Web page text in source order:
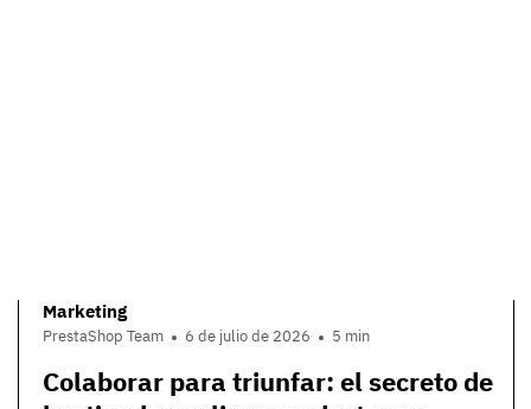
Marketing
PrestaShop Team 6 de julio de 2026 5 min
Colaborar para triunfar: el secreto de